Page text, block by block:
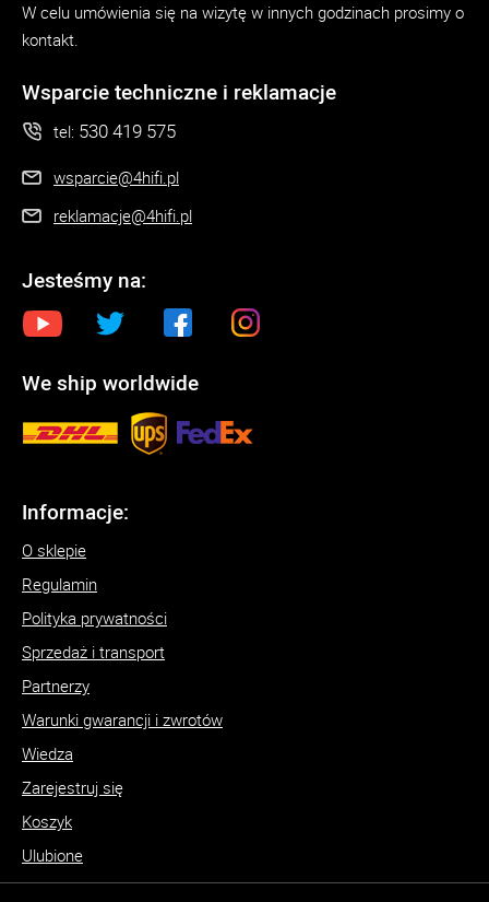
W celu umówienia się na wizytę w innych godzinach prosimy o
kontakt.
Wsparcie techniczne i reklamacje
tel: 530 419 575
wsparcie@4hifi.pl
reklamacje@4hifi.pl
Jesteśmy na:
We ship worldwide
Informacje:
O sklepie
Regulamin
Polityka prywatności
Sprzedaż i transport
Partnerzy
Warunki gwarancji i zwrotów
Wiedza
Zarejestruj się
Koszyk
Ulubione